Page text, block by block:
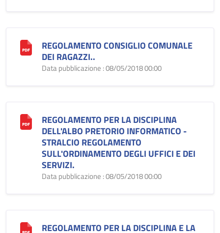
REGOLAMENTO CONSIGLIO COMUNALE
DEI RAGAZZI..
Data pubblicazione : 08/05/2018 00:00
REGOLAMENTO PER LA DISCIPLINA
DELL'ALBO PRETORIO INFORMATICO -
STRALCIO REGOLAMENTO
SULL'ORDINAMENTO DEGLI UFFICI E DEI
SERVIZI.
Data pubblicazione : 08/05/2018 00:00
REGOLAMENTO PER LA DISCIPLINA E LA